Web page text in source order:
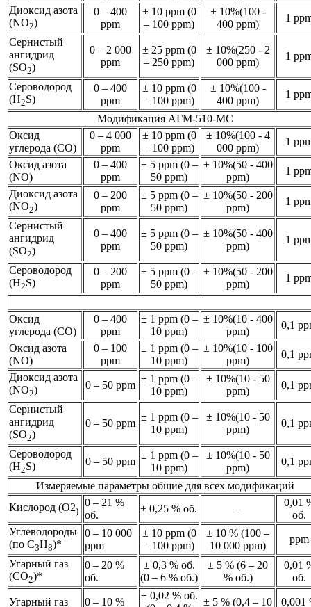
Диоксид азота
(NO2)
0 – 400
ppm
± 10 ppm (0
– 100 ppm)
± 10%(100 -
400 ppm)
1
Сернистый
ангидрид
(SO2)
0 – 2 000
ppm
± 25 ppm (0
– 250 ppm)
± 10%(250 - 2
000 ppm)
1
Сероводород
(H2S)
0 – 400
ppm
± 10 ppm (0
– 100 ppm)
± 10%(100 -
400 ppm)
1
Модификация АГМ-510-МС
Оксид
углерода (CO)
0 – 4 000
ppm
± 10 ppm (0
– 100 ppm)
± 10%(100 - 4
000 ppm)
1
Оксид азота
(NO)
0 – 400
ppm
± 5 ppm (0 –
50 ppm)
± 10%(50 - 400
ppm)
1
Диоксид азота
(NO2)
0 – 200
ppm
± 5 ppm (0 –
50 ppm)
± 10%(50 - 200
ppm)
1
Сернистый
ангидрид
(SO2)
0 – 400
ppm
± 5 ppm (0 –
50 ppm)
± 10%(50 - 400
ppm)
1
Сероводород
(H2S)
0 – 200
ppm
± 5 ppm (0 –
50 ppm)
± 10%(50 - 200
ppm)
1
Оксид
углерода (CO)
0 – 400
ppm
± 1 ppm (0 –
10 ppm)
± 10%(10 - 400
ppm)
0,1
Оксид азота
(NO)
0 – 100
ppm
± 1 ppm (0 –
10 ppm)
± 10%(10 - 100
ppm)
0,1
Диоксид азота
(NO2) 0 – 50 ppm
± 1 ppm (0 –
10 ppm)
± 10%(10 - 50
ppm)
0,1
Сернистый
ангидрид
(SO2)
0 – 50 ppm
± 1 ppm (0 –
10 ppm)
± 10%(10 - 50
ppm)
0,1
Сероводород
(H2S) 0 – 50 ppm
± 1 ppm (0 –
10 ppm)
± 10%(10 - 50
ppm)
0,1
Измеряемые параметры общие для всех модификаций
Кислород (O2)
0 – 21 %
об.
± 0,25 % об. –
0,01
об.
Углеводороды
(по С3Н8)*
0 – 10 000
ppm
± 10 ppm (0
– 100 ppm)
± 10 % (100 –
10 000 ppm)
ppm
Угарный газ
(СO2)*
0 – 20 %
об.
± 0,3 % об.
(0 – 6 % об.)
± 5 % (6 – 20
% об.)
0,01
об.
Угарный газ
0 – 10 %
± 0,02 % об.
± 5 % (0,4 – 10
0,001